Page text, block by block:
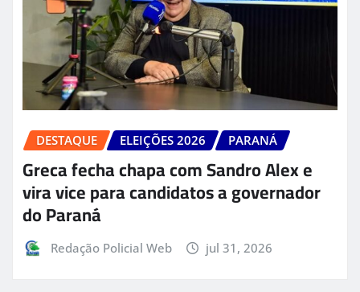
DESTAQUE ELEIÇÕES 2026 PARANÁ
Greca fecha chapa com Sandro Alex e
vira vice para candidatos a governador
do Paraná
Redação Policial Web jul 31, 2026